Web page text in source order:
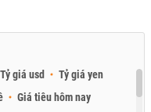
Tỷ giá usd
Tỷ giá yen
Giá tiêu hôm nay